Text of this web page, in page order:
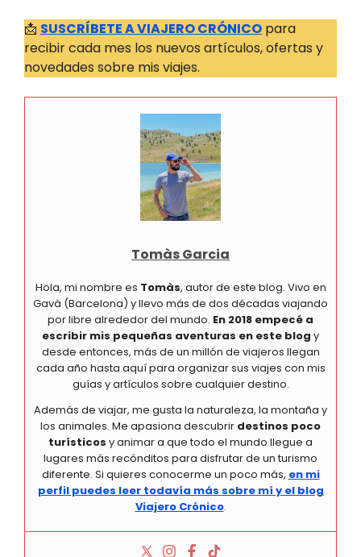
📩 SUSCRÍBETE A VIAJERO CRÓNICO para
recibir cada mes los nuevos artículos, ofertas y
novedades sobre mis viajes.
Tomàs Garcia
Hola, mi nombre es Tomàs, autor de este blog. Vivo en
Gavà (Barcelona) y llevo más de dos décadas viajando
por libre alrededor del mundo. En 2018 empecé a
escribir mis pequeñas aventuras en este blog y
desde entonces, más de un millón de viajeros llegan
cada año hasta aquí para organizar sus viajes con mis
guías y artículos sobre cualquier destino.
Además de viajar, me gusta la naturaleza, la montaña y
los animales. Me apasiona descubrir destinos poco
turísticos y animar a que todo el mundo llegue a
lugares más recónditos para disfrutar de un turismo
diferente. Si quieres conocerme un poco más, en mi
perfil puedes leer todavía más sobre mí y el blog
Viajero Crónico.